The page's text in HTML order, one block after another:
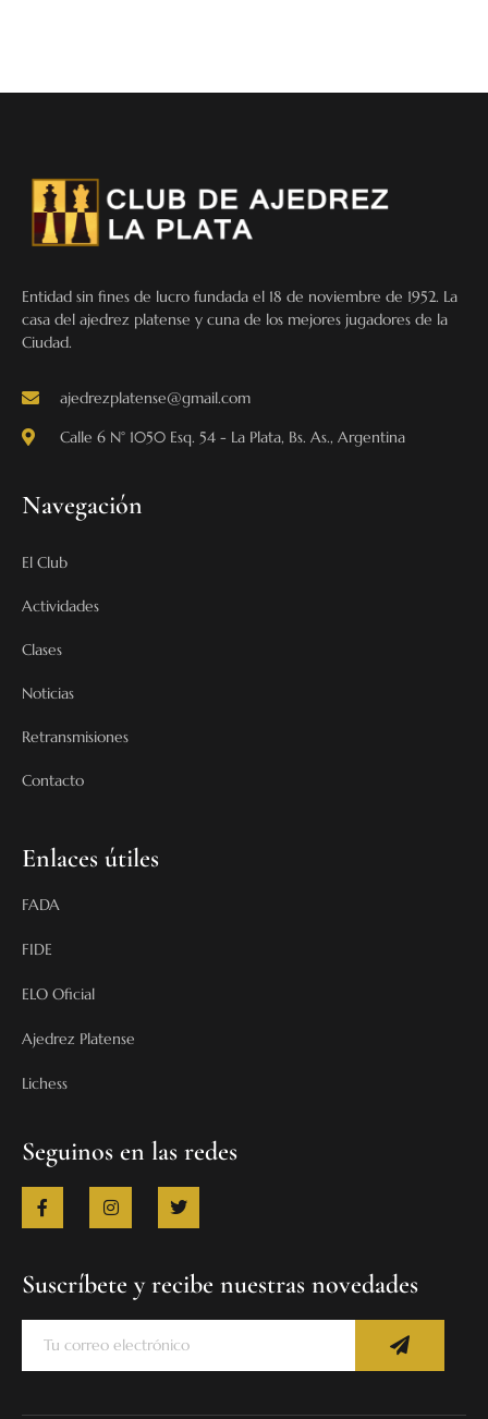
Entidad sin fines de lucro fundada el 18 de noviembre de 1952. La
casa del ajedrez platense y cuna de los mejores jugadores de la
Ciudad.
ajedrezplatense@gmail.com
Calle 6 N° 1050 Esq. 54 - La Plata, Bs. As., Argentina
Navegación
El Club
Actividades
Clases
Noticias
Retransmisiones
Contacto
Enlaces útiles
FADA
FIDE
ELO Oficial
Ajedrez Platense
Lichess
Seguinos en las redes
Suscríbete y recibe nuestras novedades